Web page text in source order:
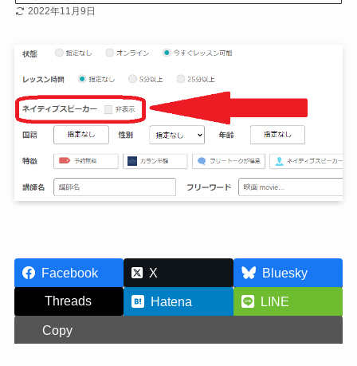
2022年11月9日
Facebook X
Bluesky
Threads
Hatena
LINE
Copy